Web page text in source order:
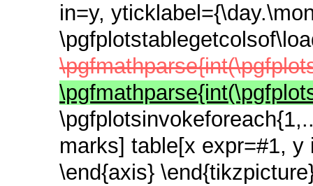
in=y,
marks] table[x expr=#1,
\end{axis}